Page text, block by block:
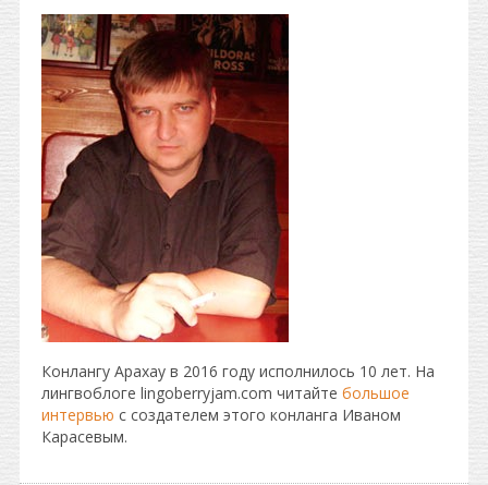
Конлангу Арахау в 2016 году исполнилось 10 лет. На
лингвоблоге lingoberryjam.com читайте большое
интервью с создателем этого конланга Иваном
Карасевым.